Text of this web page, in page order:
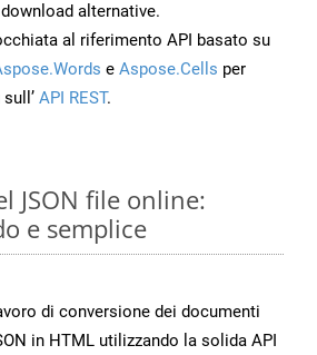
alternative.
al riferimento API basato su
e Aspose.Cells per
API REST.
JSON file online:
e semplice
di conversione dei documenti
in HTML utilizzando la solida API